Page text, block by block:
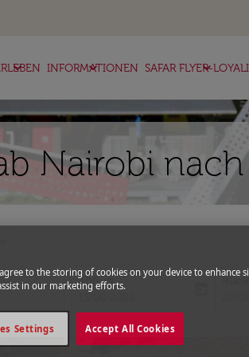
keyboard_arrow_down INFORMATIONEN
keyboard_arrow_down SAFAR FLYER-
keyboard_arrow_down
Nairobi
Abflug
fc-
agree to the storing of cookies on your device to enhance
in our marketing efforts.
Accept All Cookies
Settings